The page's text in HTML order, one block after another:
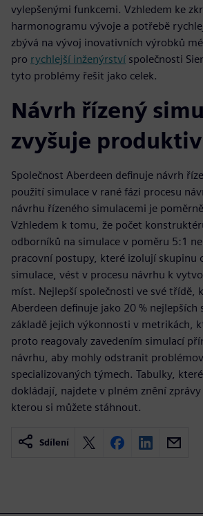
vylepšenými funkcemi. Vzhledem ke
harmonogramu vývoje a potřebě
zbývá na vývoj inovativních výrobků
pro rychlejší inženýrství společnosti
tyto problémy řešit jako celek.
Návrh řízený
zvyšuje
Společnost Aberdeen definuje návrh
použití simulace v rané fázi procesu
návrhu řízeného simulacemi je
Vzhledem k tomu, že počet
odborníků na simulace v poměru 5:1
pracovní postupy, které izolují skupinu
simulace, vést v procesu návrhu k
míst. Nejlepší společnosti ve své třídě,
Aberdeen definuje jako 20 % nejlepších
základě jejich výkonnosti v metrikách,
proto reagovaly zavedením simulací
návrhu, aby mohly odstranit
specializovaných týmech. Tabulky,
dokládají, najdete v plném znění zprávy
kterou si můžete stáhnout.
Sdílení